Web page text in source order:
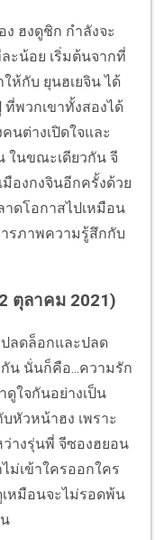
ฮงดูชิก กำลังจะ
ะน้อย เริ่มต้นจากที่
ห้กับ ยุนฮเยจิน ได้
พวกเขาทั้งสองได้
นต่างเปิดใจและ
ในขณะเดียวกัน จี
องกงจินอีกครั้งด้วย
าดโอกาสไปเหมือน
ารภาพความรู้สึกกับ
ตุลาคม 2021)
ลดล็อกและปลด
น นั่นก็คือ...ความรัก
ใจกันอย่างเป็น
หัวหน้าฮง เพราะ
างรุ่นพี่ จีซองฮยอน
ม่เข้าใครออกใคร
หมือนจะไม่รอดพ้น